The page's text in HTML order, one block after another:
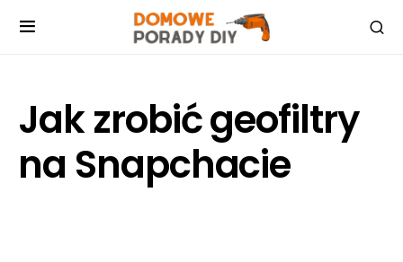
Jak zrobić geofiltry
na Snapchacie